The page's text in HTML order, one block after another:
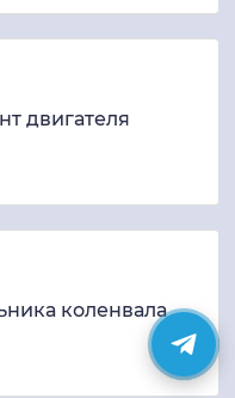
двигателя
коленвала